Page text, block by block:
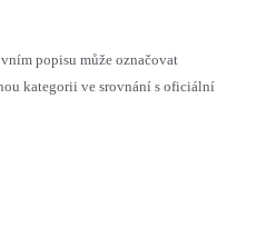
popisu může označovat
kategorii ve srovnání s oficiální